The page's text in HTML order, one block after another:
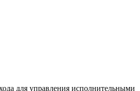
для управления исполнительными